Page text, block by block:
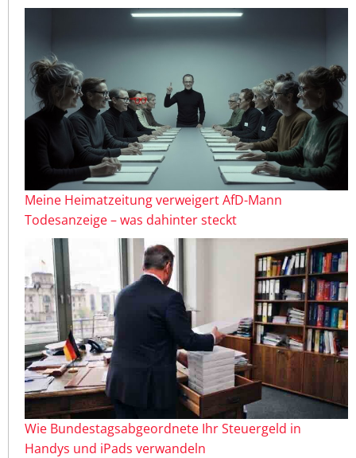
Meine Heimatzeitung verweigert AfD-Mann
Todesanzeige – was dahinter steckt
Wie Bundestagsabgeordnete Ihr Steuergeld in
Handys und iPads verwandeln